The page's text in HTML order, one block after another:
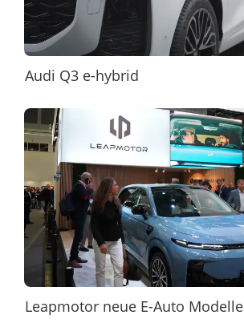
Audi Q3 e-hybrid
Leapmotor neue E-Auto Modelle